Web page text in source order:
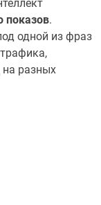
показов.
одной из фраз
на разных